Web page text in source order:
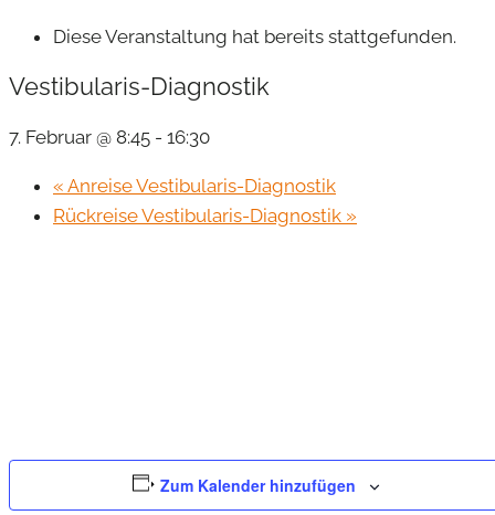
Diese Veranstaltung hat bereits stattgefunden.
Vestibularis-Diagnostik
7. Februar @ 8:45 - 16:30
« Anreise Vestibularis-Diagnostik
Rückreise Vestibularis-Diagnostik »
Zum Kalender hinzufügen